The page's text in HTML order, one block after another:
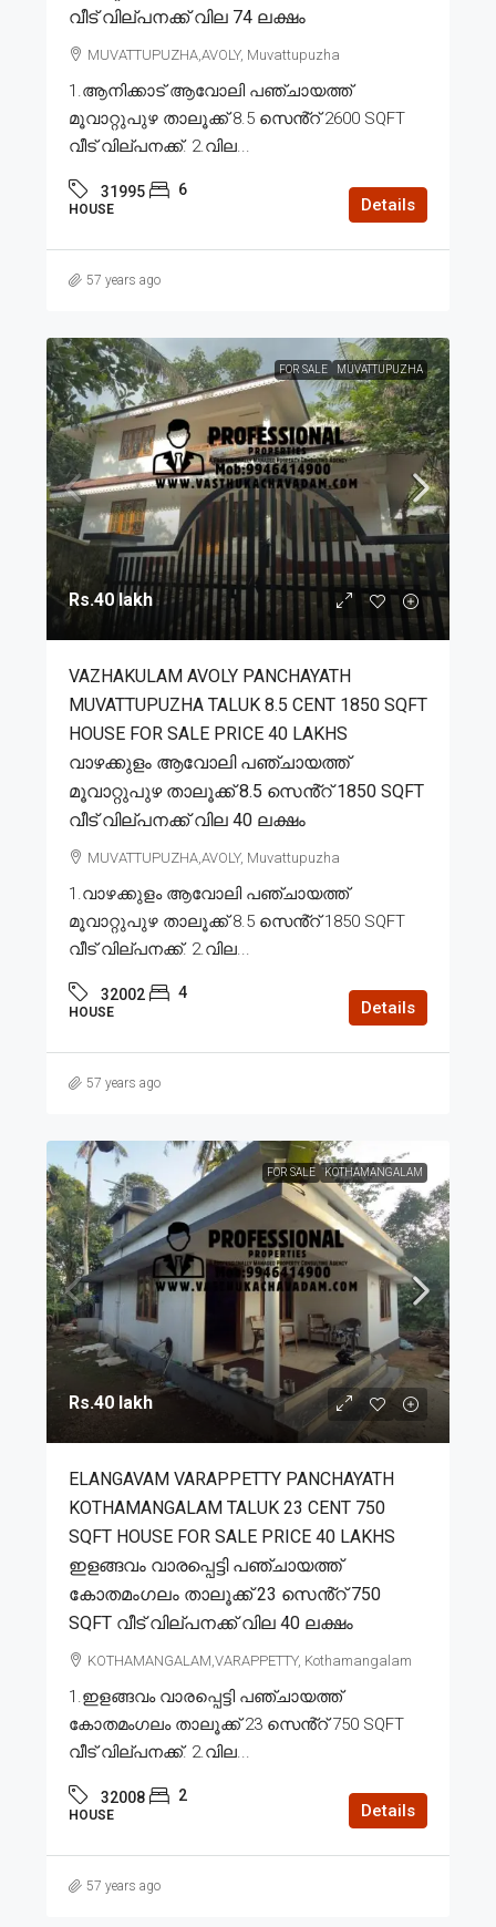
വീട് വില്പനക്ക് വില 74 ലക്ഷം
MUVATTUPUZHA,AVOLY, Muvattupuzha
1.ആനിക്കാട് ആവോലി പഞ്ചായത്ത്
മൂവാറ്റുപുഴ താലൂക്ക് 8.5 സെൻ്റ് 2600 SQFT
വീട് വില്പനക്ക്. 2.വില...
31995 6
HOUSE Details
57 years ago
FOR SALE MUVATTUPUZHA
Rs.40 lakh
VAZHAKULAM AVOLY PANCHAYATH
MUVATTUPUZHA TALUK 8.5 CENT 1850 SQFT
HOUSE FOR SALE PRICE 40 LAKHS
വാഴക്കുളം ആവോലി പഞ്ചായത്ത്
മൂവാറ്റുപുഴ താലൂക്ക് 8.5 സെൻ്റ് 1850 SQFT
വീട് വില്പനക്ക് വില 40 ലക്ഷം
MUVATTUPUZHA,AVOLY, Muvattupuzha
1.വാഴക്കുളം ആവോലി പഞ്ചായത്ത്
മൂവാറ്റുപുഴ താലൂക്ക് 8.5 സെൻ്റ് 1850 SQFT
വീട് വില്പനക്ക്. 2.വില...
32002 4
HOUSE Details
57 years ago
FOR SALE KOTHAMANGALAM
Rs.40 lakh
ELANGAVAM VARAPPETTY PANCHAYATH
KOTHAMANGALAM TALUK 23 CENT 750
SQFT HOUSE FOR SALE PRICE 40 LAKHS
ഇളങ്ങവം വാരപ്പെട്ടി പഞ്ചായത്ത്
കോതമംഗലം താലൂക്ക് 23 സെൻ്റ് 750
SQFT വീട് വില്പനക്ക് വില 40 ലക്ഷം
KOTHAMANGALAM,VARAPPETTY, Kothamangalam
1.ഇളങ്ങവം വാരപ്പെട്ടി പഞ്ചായത്ത്
കോതമംഗലം താലൂക്ക് 23 സെൻ്റ് 750 SQFT
വീട് വില്പനക്ക്. 2.വില...
32008 2
HOUSE Details
57 years ago